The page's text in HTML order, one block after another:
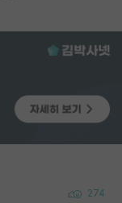
274